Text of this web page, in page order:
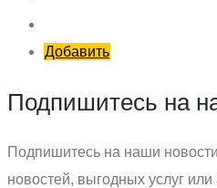
Добавить
Подпишитесь на
Подпишитесь на наши
новостей, выгодных услуг